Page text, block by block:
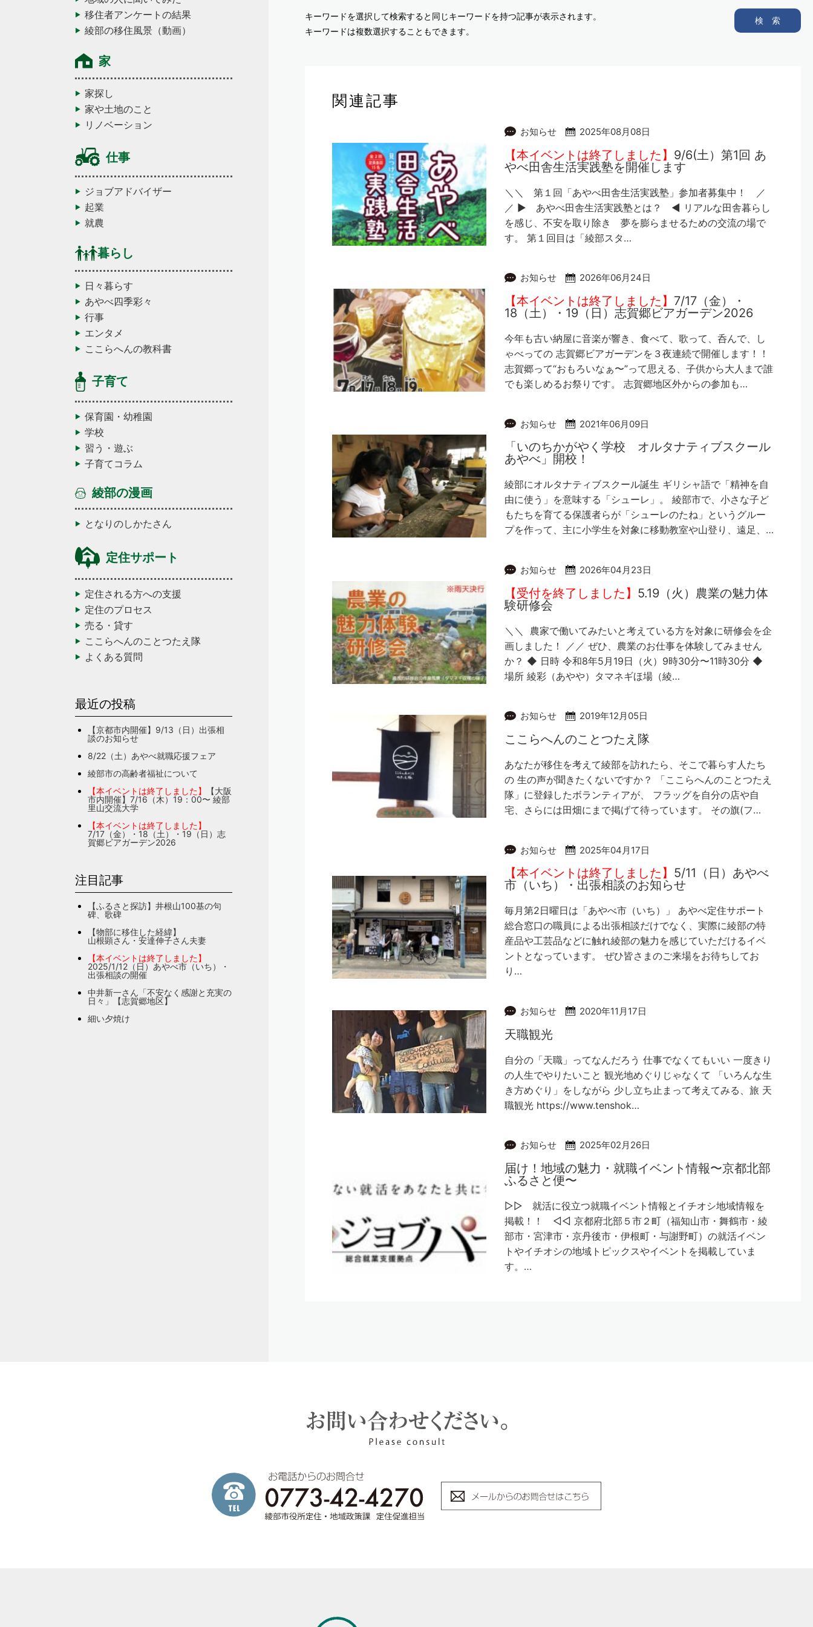
キーワードを選択して検索すると同じキーワードを持つ記事が表示されます。
キーワードは複数選択することもできます。
検 索
関連記事
お知らせ 2025年08月08日
【本イベントは終了しました】 9/6(土）第1回 あ
やべ田舎生活実践塾を開催します
＼＼ 第１回「あやべ田舎生活実践塾」参加者募集中！ ／
／ ▶ あやべ田舎生活実践塾とは？ ◀ リアルな田舎暮らし
を感じ、不安を取り除き 夢を膨らませるための交流の場で
す。 第１回目は「綾部スタ…
お知らせ 2026年06月24日
【本イベントは終了しました】 7/17（金）・
18（土）・19（日）志賀郷ビアガーデン2026
今年も古い納屋に音楽が響き、食べて、歌って、呑んで、し
ゃべっての 志賀郷ビアガーデンを３夜連続で開催します！！
志賀郷って“おもろいなぁ〜”って思える、子供から大人まで誰
でも楽しめるお祭りです。 志賀郷地区外からの参加も…
お知らせ 2021年06月09日
「いのちかがやく学校 オルタナティブスクール
あやべ」開校！
綾部にオルタナティブスクール誕生 ギリシャ語で「精神を自
由に使う」を意味する「シューレ」。 綾部市で、小さな子ど
もたちを育てる保護者らが「シューレのたね」というグルー
プを作って、主に小学生を対象に移動教室や山登り、遠足、…
お知らせ 2026年04月23日
【受付を終了しました】 5.19（火）農業の魅力体
験研修会
＼＼ 農家で働いてみたいと考えている方を対象に研修会を企
画しました！ ／／ ぜひ、農業のお仕事を体験してみません
か？ ◆ 日時 令和8年5月19日（火）9時30分〜11時30分 ◆
場所 綾彩（あやや）タマネギほ場（綾…
お知らせ 2019年12月05日
ここらへんのことつたえ隊
あなたが移住を考えて綾部を訪れたら、そこで暮らす人たち
の 生の声が聞きたくないですか？ 「ここらへんのことつたえ
隊」に登録したボランティアが、 フラッグを自分の店や自
宅、さらには田畑にまで掲げて待っています。 その旗(フ…
お知らせ 2025年04月17日
【本イベントは終了しました】 5/11（日）あやべ
市（いち）・出張相談のお知らせ
毎月第2日曜日は「あやべ市（いち）」 あやべ定住サポート
総合窓口の職員による出張相談だけでなく、実際に綾部の特
産品や工芸品などに触れ綾部の魅力を感じていただけるイベ
ントとなっています。 ぜひ皆さまのご来場をお待ちしてお
り…
お知らせ 2020年11月17日
天職観光
自分の「天職」ってなんだろう 仕事でなくてもいい 一度きり
の人生でやりたいこと 観光地めぐりじゃなくて 「いろんな生
き方めぐり」をしながら 少し立ち止まって考えてみる、旅 天
職観光 https://www.tenshok…
お知らせ 2025年02月26日
届け！地域の魅力・就職イベント情報〜京都北部
ふるさと便〜
▷▷ 就活に役立つ就職イベント情報とイチオシ地域情報を
掲載！！ ◁◁ 京都府北部５市２町（福知山市・舞鶴市・綾
部市・宮津市・京丹後市・伊根町・与謝野町）の就活イベン
トやイチオシの地域トピックスやイベントを掲載していま
す。…
移住者アンケートの結果
綾部の移住風景（動画）
家
家探し
家や土地のこと
リノベーション
仕事
ジョブアドバイザー
起業
就農
暮らし
日々暮らす
あやべ四季彩々
行事
エンタメ
ここらへんの教科書
子育て
保育園・幼稚園
学校
習う・遊ぶ
子育てコラム
綾部の漫画
となりのしかたさん
定住サポート
定住される方への支援
定住のプロセス
売る・貸す
ここらへんのことつたえ隊
よくある質問
最近の投稿
【京都市内開催】9/13（日）出張相
談のお知らせ
8/22（土）あやべ就職応援フェア
綾部市の高齢者福祉について
【本イベントは終了しました】
【大阪
市内開催】7/16（木）19：00〜 綾部
里山交流大学
【本イベントは終了しました】
7/17（金）・18（土）・19（日）志
賀郷ビアガーデン2026
注目記事
【ふるさと探訪】井根山100基の句
碑、歌碑
【物部に移住した経緯】
山根顕さん・安達伸子さん夫妻
【本イベントは終了しました】
2025/1/12（日）あやべ市（いち）・
出張相談の開催
中井新一さん「不安なく感謝と充実の
日々」【志賀郷地区】
細い夕焼け